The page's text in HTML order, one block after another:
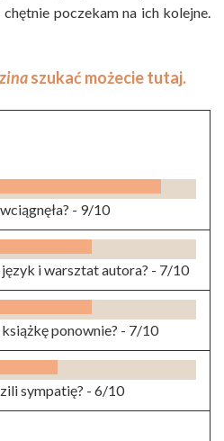
poczekam na ich kolejne.
szukać możecietutaj.
- 9/10
i warsztat autora? - 7/10
ponownie? - 7/10
sympatię? - 6/10